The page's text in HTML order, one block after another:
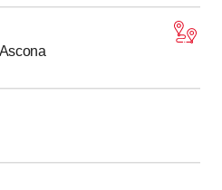
fino a
00
:00- fino a
12
:00- fino a
12:00/ 14:00- fino a
18:00
Ascona